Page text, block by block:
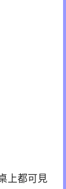
上都可見